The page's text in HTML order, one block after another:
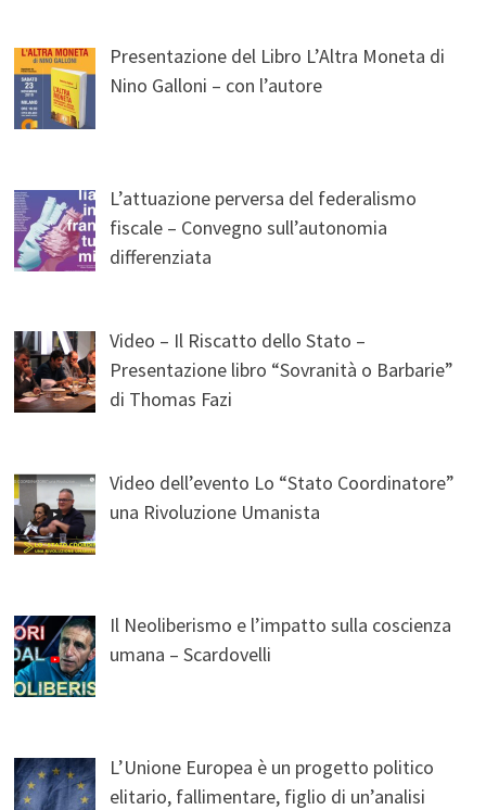
Presentazione del Libro L’Altra Moneta di
Nino Galloni – con l’autore
L’attuazione perversa del federalismo
fiscale – Convegno sull’autonomia
differenziata
Video – Il Riscatto dello Stato –
Presentazione libro “Sovranità o Barbarie”
di Thomas Fazi
Video dell’evento Lo “Stato Coordinatore”
una Rivoluzione Umanista
Il Neoliberismo e l’impatto sulla coscienza
umana – Scardovelli
L’Unione Europea è un progetto politico
elitario, fallimentare, figlio di un’analisi